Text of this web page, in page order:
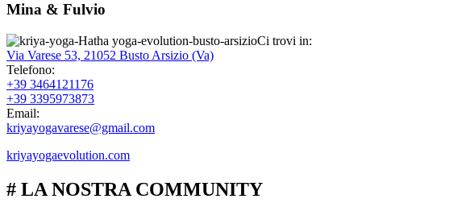
Mina & Fulvio
Ci trovi in:
Via Varese 53, 21052 Busto Arsizio (Va)
Telefono:
+39 3464121176
+39 3395973873
Email:
kriyayogavarese@gmail.com
kriyayogaevolution.com
# LA NOSTRA COMMUNITY